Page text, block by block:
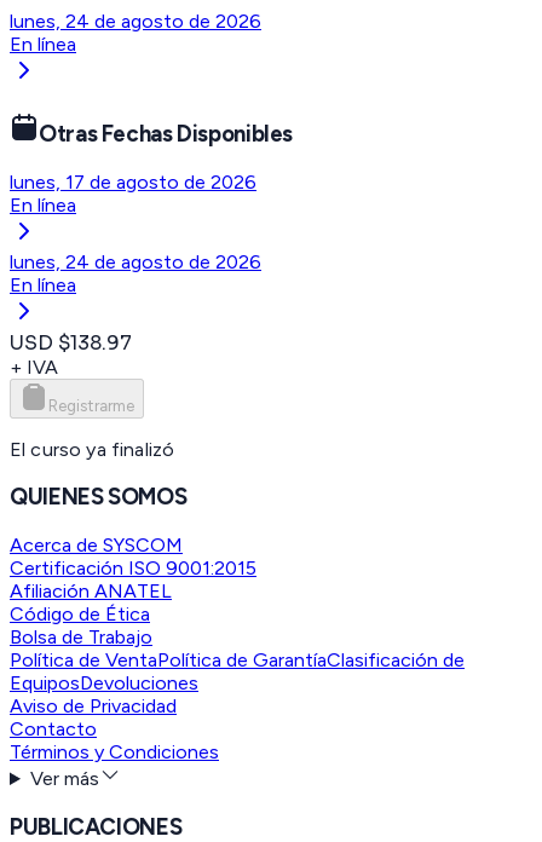
lunes, 24 de agosto de 2026
En línea
Otras Fechas Disponibles
lunes, 17 de agosto de 2026
En línea
lunes, 24 de agosto de 2026
En línea
USD $138.97
+ IVA
Registrarme
El curso ya finalizó
QUIENES SOMOS
Acerca de SYSCOM
Certificación ISO 9001:2015
Afiliación ANATEL
Código de Ética
Bolsa de Trabajo
Política de VentaPolítica de GarantíaClasificación de
EquiposDevoluciones
Aviso de Privacidad
Contacto
Términos y Condiciones
Ver más
PUBLICACIONES